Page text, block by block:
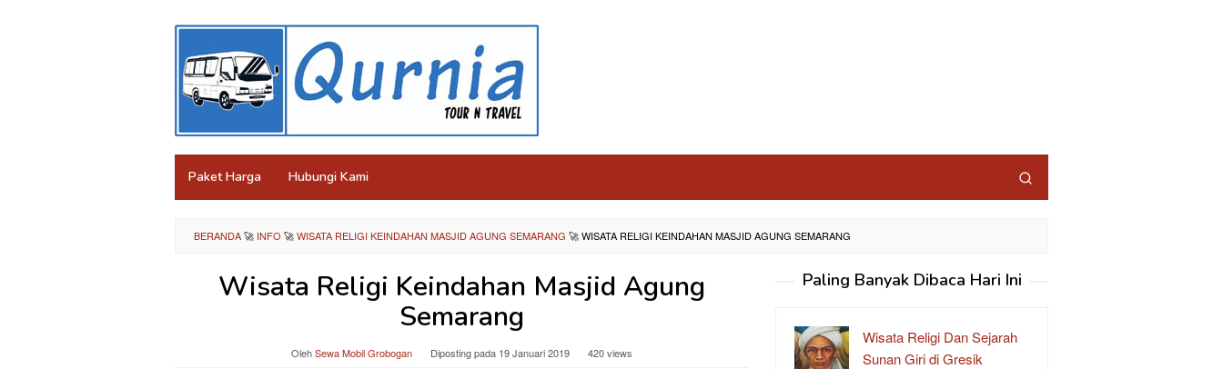
Paket Harga Hubungi Kami
BERANDA🚀 INFO 🚀WISATA RELIGI KEINDAHAN MASJID AGUNG SEMARANG 🚀WISATA RELIGI KEINDAHAN MASJID AGUNG SEMARANG
Wisata Religi Keindahan Masjid Agung
Semarang
OlehSewa Mobil Grobogan Diposting pada 19 Januari 2019 420 views
Paling Banyak Dibaca Hari Ini
Wisata Religi Dan Sejarah
Sunan Giri di Gresik